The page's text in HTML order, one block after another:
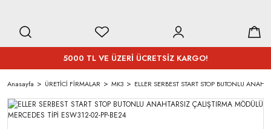
5000 TL VE ÜZERİ ÜCRETSİZ KARGO!
Anasayfa ÜRETİCİ FİRMALAR MK3 ELLER SERBEST START STOP BUTONLU